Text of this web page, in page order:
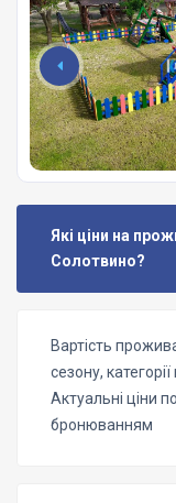
Які ціни на
Солотвино?
Вартість
сезону,
Актуальні ціни
бронюванням